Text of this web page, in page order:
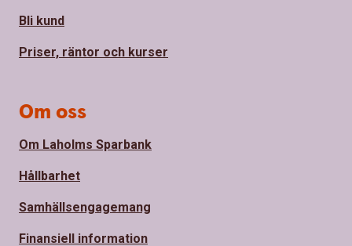
Bli kund
Priser, räntor och kurser
Om oss
Om Laholms Sparbank
Hållbarhet
Samhällsengagemang
Finansiell information